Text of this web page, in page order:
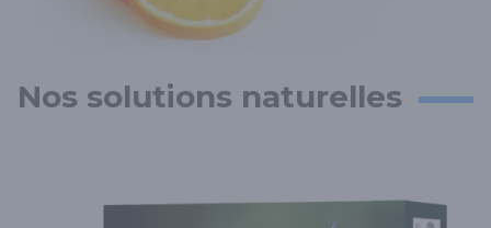
Nos solutions naturelles